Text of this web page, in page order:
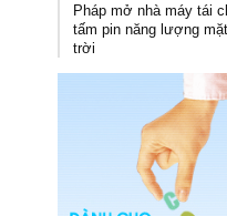
Pháp mở nhà máy tái
tấm pin năng lượng mặt
trời